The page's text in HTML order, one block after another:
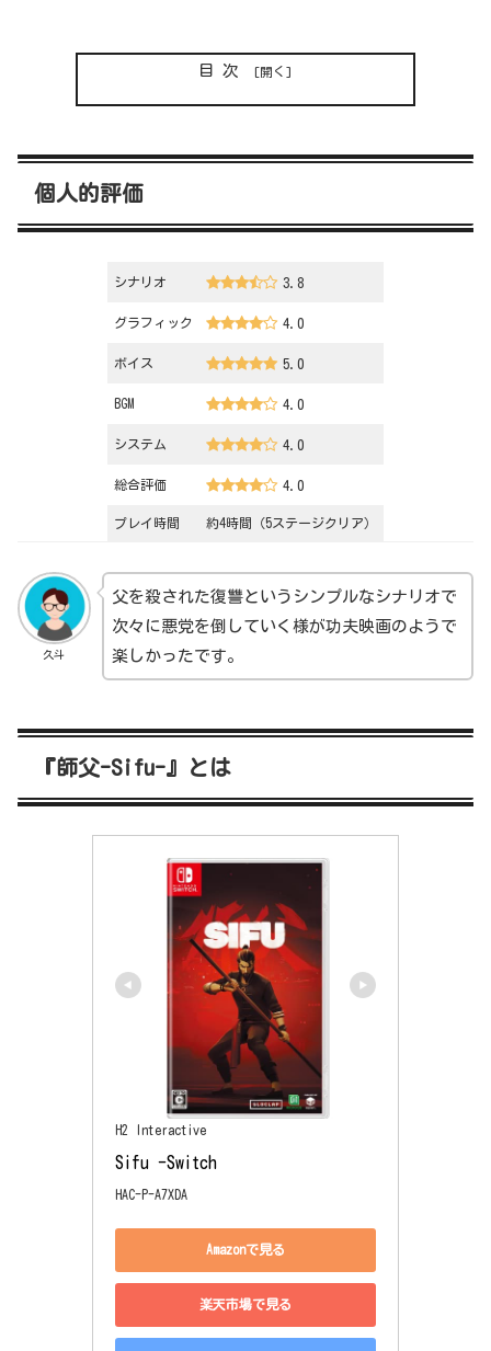
目次
個人的評価
シナリオ 3.8
グラフィック 4.0
ボイス 5.0
BGM 4.0
システム 4.0
総合評価 4.0
プレイ時間 約4時間（5ステージクリア）
久斗
父を殺された復讐というシンプルなシナリオで
次々に悪党を倒していく様が功夫映画のようで
楽しかったです。
『師父-Sifu-』とは
H2 Interactive
Sifu -Switch
HAC-P-A7XDA
Amazonで見る
楽天市場で見る